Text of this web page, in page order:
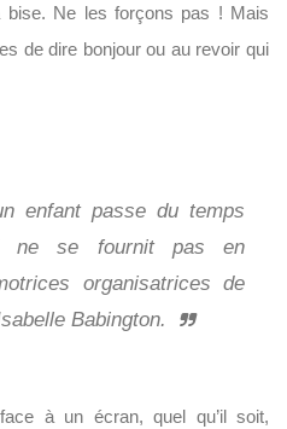
bise. Ne les forçons pas ! Mais
de dire bonjour ou au revoir qui
enfant passe du temps
ne se fournit pas en
organisatrices de
Babington.
à un écran, quel qu’il soit,